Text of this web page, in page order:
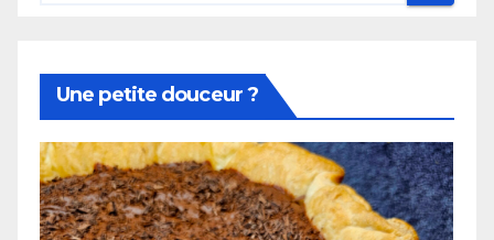
Une petite douceur ?